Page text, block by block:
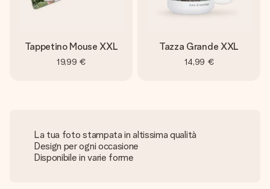
Tappetino Mouse XXL
19,99 €
Tazza Grande XXL
14,99 €
La tua foto stampata in altissima qualità
Design per ogni occasione
Disponibile in varie forme